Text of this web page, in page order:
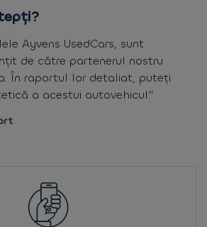
Ayvens UsedCars, sunt
de către partenerul nostru
În raportul lor detaliat, puteți
a acestui autovehicul."